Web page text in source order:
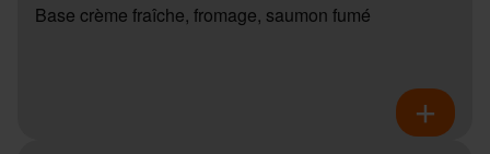
Base crème fraîche, fromage, saumon fumé